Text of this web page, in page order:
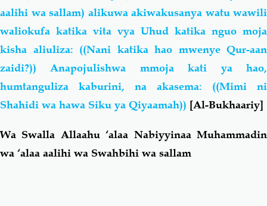
aalihi wa sallam) alikuwa akiwakusanya watu wawili
waliokufa katika vita vya Uhud katika nguo moja
kisha aliuliza: ((Nani katika hao mwenye Qur-aan
zaidi?)) Anapojulishwa mmoja kati ya hao,
humtanguliza kaburini, na akasema: ((Mimi ni
Shahidi wa hawa Siku ya Qiyaamah)) [Al-Bukhaariy]
Wa Swalla Allaahu ‘alaa Nabiyyinaa Muhammadin
wa ‘alaa aalihi wa Swahbihi wa sallam